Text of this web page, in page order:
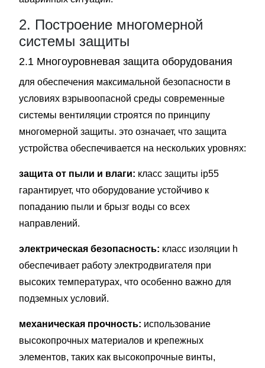
2. Построение многомерной
системы защиты
2.1 Многоуровневая защита оборудования
для обеспечения максимальной безопасности в
условиях взрывоопасной среды современные
системы вентиляции строятся по принципу
многомерной защиты. это означает, что защита
устройства обеспечивается на нескольких уровнях:
защита от пыли и влаги: класс защиты ip55
гарантирует, что оборудование устойчиво к
попаданию пыли и брызг воды со всех
направлений.
электрическая безопасность: класс изоляции h
обеспечивает работу электродвигателя при
высоких температурах, что особенно важно для
подземных условий.
механическая прочность: использование
высокопрочных материалов и крепежных
элементов, таких как высокопрочные винты,